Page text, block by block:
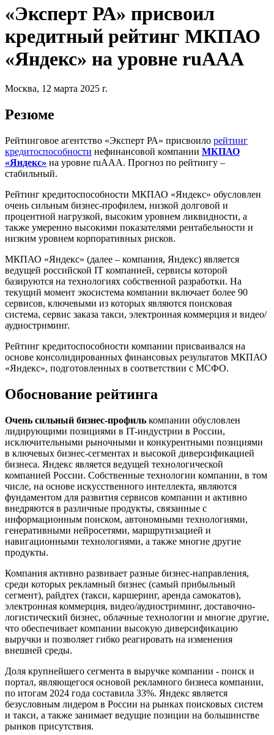
«Эксперт РА» присвоил
кредитный рейтинг МКПАО
«Яндекс» на уровне ruААА
Москва, 12 марта 2025 г.
Резюме
Рейтинговое агентство «Эксперт РА» присвоило рейтинг
кредитоспособности нефинансовой компании МКПАО
«Яндекс» на уровне ruААА. Прогноз по рейтингу –
стабильный.
Рейтинг кредитоспособности МКПАО «Яндекс» обусловлен
очень сильным бизнес-профилем, низкой долговой и
процентной нагрузкой, высоким уровнем ликвидности, а
также умеренно высокими показателями рентабельности и
низким уровнем корпоративных рисков.
МКПАО «Яндекс» (далее – компания, Яндекс) является
ведущей российской IT компанией, сервисы которой
базируются на технологиях собственной разработки. На
текущий момент экосистема компании включает более 90
сервисов, ключевыми из которых являются поисковая
система, сервис заказа такси, электронная коммерция и видео/
аудиостриминг.
Рейтинг кредитоспособности компании присваивался на
основе консолидированных финансовых результатов МКПАО
«Яндекс», подготовленных в соответствии с МСФО.
Обоснование рейтинга
Очень сильный бизнес-профиль компании обусловлен
лидирующими позициями в IT-индустрии в России,
исключительными рыночными и конкурентными позициями
в ключевых бизнес-сегментах и высокой диверсификацией
бизнеса. Яндекс является ведущей технологической
компанией России. Собственные технологии компании, в том
числе, на основе искусственного интеллекта, являются
фундаментом для развития сервисов компании и активно
внедряются в различные продукты, связанные с
информационным поиском, автономными технологиями,
генеративными нейросетями, маршрутизацией и
навигационными технологиями, а также многие другие
продукты.
Компания активно развивает разные бизнес-направления,
среди которых рекламный бизнес (самый прибыльный
сегмент), райдтех (такси, каршеринг, аренда самокатов),
электронная коммерция, видео/аудиостриминг, доставочно-
логистический бизнес, облачные технологии и многие другие,
что обеспечивает компании высокую диверсификацию
выручки и позволяет гибко реагировать на изменения
внешней среды.
Доля крупнейшего сегмента в выручке компании - поиск и
портал, являющегося основой рекламного бизнеса компании,
по итогам 2024 года составила 33%. Яндекс является
безусловным лидером в России на рынках поисковых систем
и такси, а также занимает ведущие позиции на большинстве
рынков присутствия.